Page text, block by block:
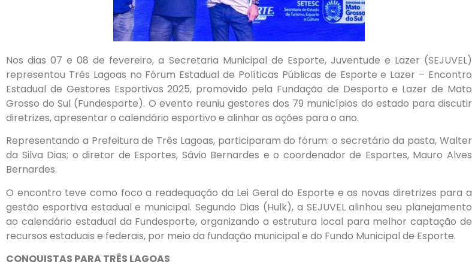
Nos dias 07 e 08 de fevereiro, a Secretaria Municipal de Esporte, Juventude e Lazer (SEJUVEL)
representou Três Lagoas no Fórum Estadual de Políticas Públicas de Esporte e Lazer – Encontro
Estadual de Gestores Esportivos 2025, promovido pela Fundação de Desporto e Lazer de Mato
Grosso do Sul (Fundesporte). O evento reuniu gestores dos 79 municípios do estado para discutir
diretrizes, apresentar o calendário esportivo e alinhar as ações para o ano.
Representando a Prefeitura de Três Lagoas, participaram do fórum: o secretário da pasta, Walter
da Silva Dias; o diretor de Esportes, Sávio Bernardes e o coordenador de Esportes, Mauro Alves
Bernardes.
O encontro teve como foco a readequação da Lei Geral do Esporte e as novas diretrizes para a
gestão esportiva estadual e municipal. Segundo Dias (Hulk), a SEJUVEL alinhou seu planejamento
ao calendário estadual da Fundesporte, organizando a estrutura local para melhor captação de
recursos estaduais e federais, por meio da fundação municipal e do Fundo Municipal de Esporte.
CONQUISTAS PARA TRÊS LAGOAS